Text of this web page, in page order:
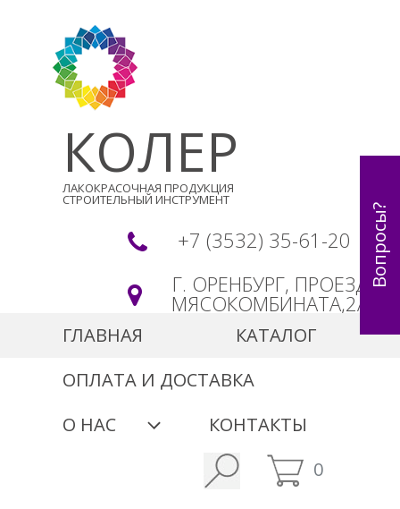
КОЛЕР
ЛАКОКРАСОЧНАЯ ПРОДУКЦИЯ
СТРОИТЕЛЬНЫЙ ИНСТРУМЕНТ
+7 (3532) 35-61-20
Г. ОРЕНБУРГ, ПРОЕЗД
МЯСОКОМБИНАТА,2А
ГЛАВНАЯ
КАТАЛОГ
ОПЛАТА И ДОСТАВКА
О НАС
КОНТАКТЫ
0
Вопросы?